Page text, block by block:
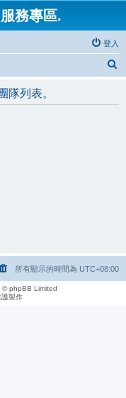
務專區.
登入
隊列表。
所有顯示的時間為 UTC+08:00
© phpBB Limited
護製作